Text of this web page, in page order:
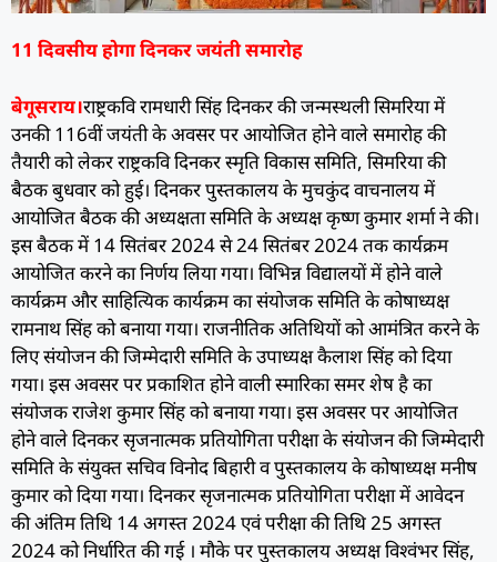
11 दिवसीय होगा दिनकर जयंती समारोह
बेगूसराय।राष्ट्रकवि रामधारी सिंह दिनकर की जन्मस्थली सिमरिया में
उनकी 116वीं जयंती के अवसर पर आयोजित होने वाले समारोह की
तैयारी को लेकर राष्ट्रकवि दिनकर स्मृति विकास समिति, सिमरिया की
बैठक बुधवार को हुई। दिनकर पुस्तकालय के मुचकुंद वाचनालय में
आयोजित बैठक की अध्यक्षता समिति के अध्यक्ष कृष्ण कुमार शर्मा ने की।
इस बैठक में 14 सितंबर 2024 से 24 सितंबर 2024 तक कार्यक्रम
आयोजित करने का निर्णय लिया गया। विभिन्न विद्यालयों में होने वाले
कार्यक्रम और साहित्यिक कार्यक्रम का संयोजक समिति के कोषाध्यक्ष
रामनाथ सिंह को बनाया गया। राजनीतिक अतिथियों को आमंत्रित करने के
लिए संयोजन की जिम्मेदारी समिति के उपाध्यक्ष कैलाश सिंह को दिया
गया। इस अवसर पर प्रकाशित होने वाली स्मारिका समर शेष है का
संयोजक राजेश कुमार सिंह को बनाया गया। इस अवसर पर आयोजित
होने वाले दिनकर सृजनात्मक प्रतियोगिता परीक्षा के संयोजन की जिम्मेदारी
समिति के संयुक्त सचिव विनोद बिहारी व पुस्तकालय के कोषाध्यक्ष मनीष
कुमार को दिया गया। दिनकर सृजनात्मक प्रतियोगिता परीक्षा में आवेदन
की अंतिम तिथि 14 अगस्त 2024 एवं परीक्षा की तिथि 25 अगस्त
2024 को निर्धारित की गई । मौके पर पुस्तकालय अध्यक्ष विश्वंभर सिंह,